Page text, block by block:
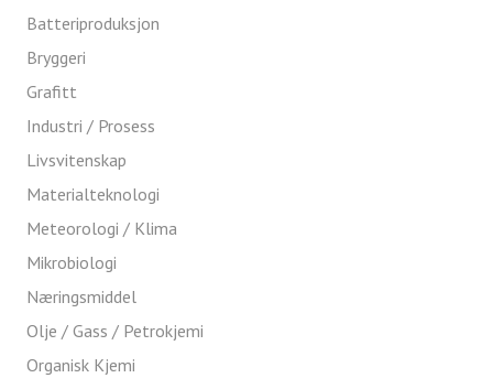
Batteriproduksjon
Bryggeri
Grafitt
Industri / Prosess
Livsvitenskap
Materialteknologi
Meteorologi / Klima
Mikrobiologi
Næringsmiddel
Olje / Gass / Petrokjemi
Organisk Kjemi